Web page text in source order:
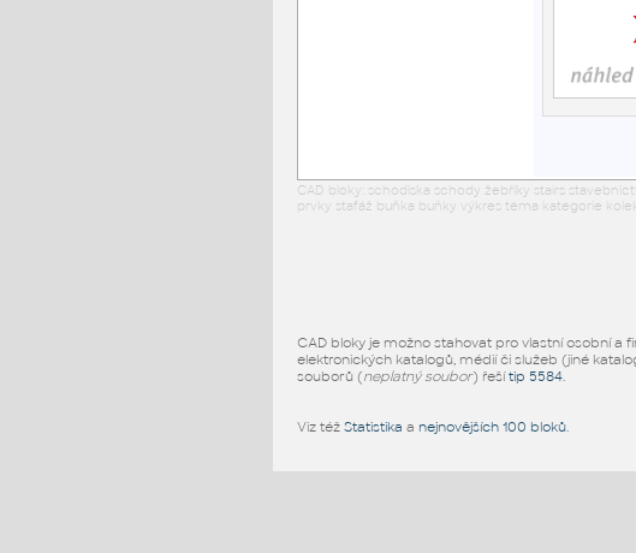
CAD bloky: schodiska schody žebříky stairs
prvky stafáž buňka buňky výkres téma kategorie
CAD bloky je možno stahovat pro vlastní osobní a
elektronických katalogů, médií či služeb (jiné
souborů (neplatný soubor) řešítip 5584.
Viz též Statistika a nejnovějších 100 bloků.